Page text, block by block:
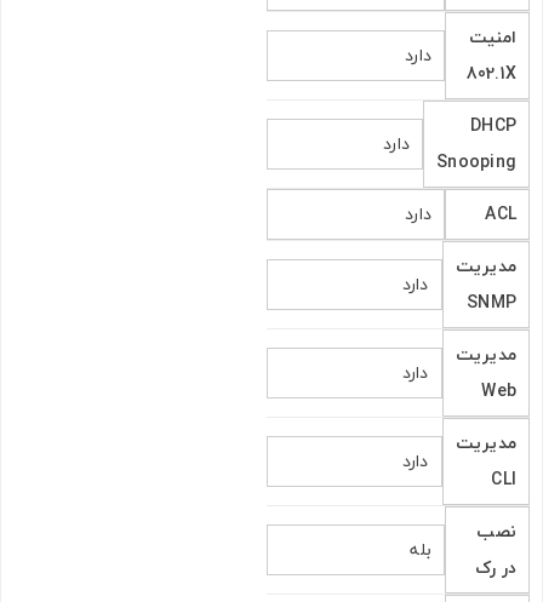
امنیت
802.1X
دارد
DHCP
Snooping
دارد
ACL
دارد
مدیریت
SNMP
دارد
مدیریت
Web
دارد
مدیریت
CLI
دارد
نصب
در رک
بله